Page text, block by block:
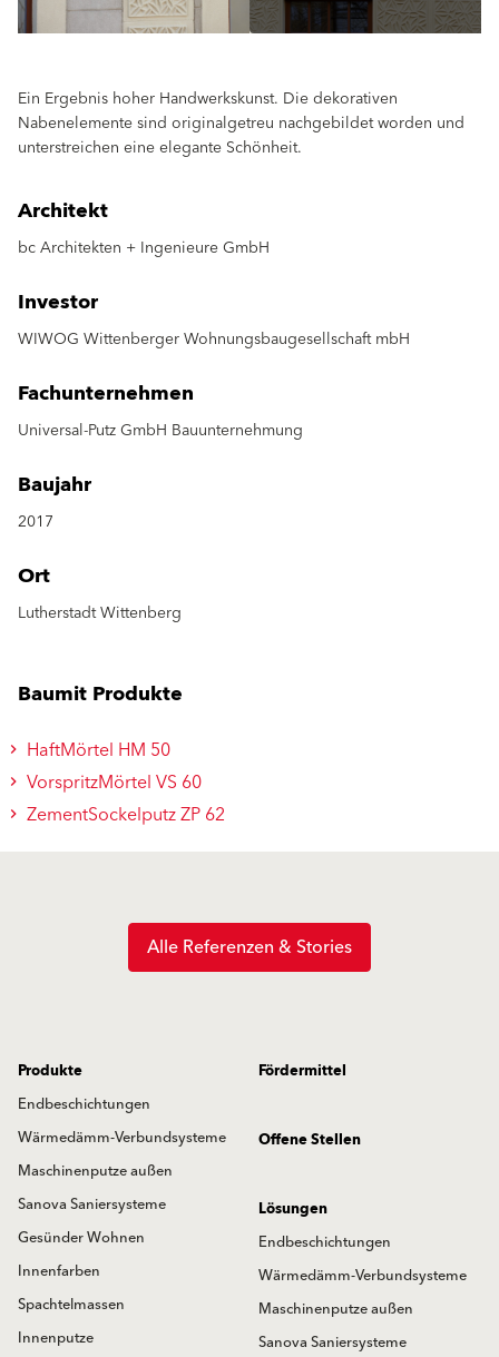
Ein Ergebnis hoher Handwerkskunst. Die dekorativen
Nabenelemente sind originalgetreu nachgebildet worden und
unterstreichen eine elegante Schönheit.
Architekt
bc Architekten + Ingenieure GmbH
Investor
WIWOG Wittenberger Wohnungsbaugesellschaft mbH
Fachunternehmen
Universal-Putz GmbH Bauunternehmung
Baujahr
2017
Ort
Lutherstadt Wittenberg
Baumit Produkte
HaftMörtel HM 50
VorspritzMörtel VS 60
ZementSockelputz ZP 62
Alle Referenzen & Stories
Produkte
Endbeschichtungen
Wärmedämm-Verbundsysteme
Maschinenputze außen
Sanova Saniersysteme
Gesünder Wohnen
Innenfarben
Spachtelmassen
Innenputze
Fördermittel
Offene Stellen
Lösungen
Endbeschichtungen
Wärmedämm-Verbundsysteme
Maschinenputze außen
Sanova Saniersysteme